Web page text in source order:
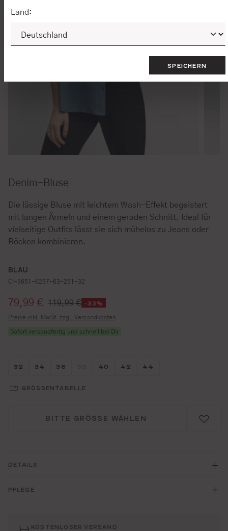
Denim-Bluse
Die lässige Bluse mit leichtem Wash-Effekt begeistert
mit langen Ärmeln und einem geraden Schnitt. Ideal für
vielseitige Outfits lässt sie sich mühelos zu Jeans oder
Röcken kombinieren.
BLAU
CI-5651-6257-63-251-32
Verkaufspreis:
79,99 € 119,99 € -33%
Preise inkl. MwSt. zzgl. Versandkosten
Sofort versandfertig und schnell bei Dir
Größe wählen
32 Größe wählen
34 Größe wählen
36 Größe wählen
Größe wählen
40 Größe wählen
42 Größe wählen
44
GRÖSSENTABELLE
BITTE GRÖSSE WÄHLEN
DETAILS
PFLEGE
KOSTENLOSER VERSAND
Land:
SPEICHERN